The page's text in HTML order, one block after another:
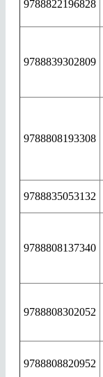
9788822196828
9788839302809
9788808193308
9788835053132
9788808137340
9788808302052
9788808820952